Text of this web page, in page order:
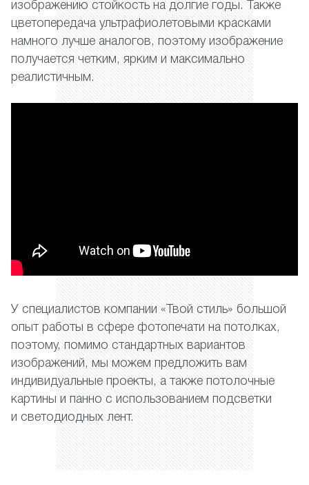
изображению стойкость на долгие годы. Также
цветопередача ультрафиолетовыми красками
намного лучше аналогов, поэтому изображение
получается четким, ярким и максимально
реалистичным.
У специалистов компании «Твой стиль» большой
опыт работы в сфере фотопечати на потолках,
поэтому, помимо стандартных вариантов
изображений, мы можем предложить вам
индивидуальные проекты, а также потолочные
картины и панно с использованием подсветки
и светодиодных лент.